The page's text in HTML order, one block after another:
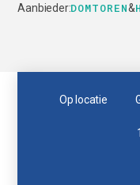
Aanbieder:DOMTOREN&
Op locatie